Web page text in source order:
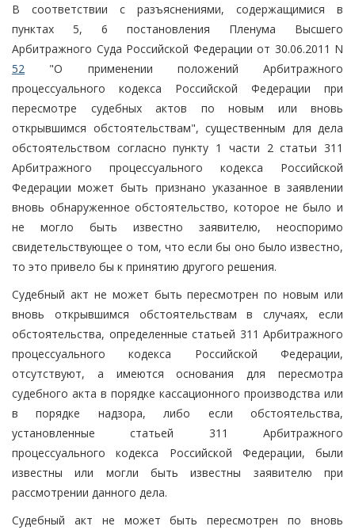
В соответствии с разъяснениями, содержащимися в
пунктах 5, 6 постановления Пленума Высшего
Арбитражного Суда Российской Федерации от 30.06.2011 N
52 "О применении положений Арбитражного
процессуального кодекса Российской Федерации при
пересмотре судебных актов по новым или вновь
открывшимся обстоятельствам", существенным для дела
обстоятельством согласно пункту 1 части 2 статьи 311
Арбитражного процессуального кодекса Российской
Федерации может быть признано указанное в заявлении
вновь обнаруженное обстоятельство, которое не было и
не могло быть известно заявителю, неоспоримо
свидетельствующее о том, что если бы оно было известно,
то это привело бы к принятию другого решения.
Судебный акт не может быть пересмотрен по новым или
вновь открывшимся обстоятельствам в случаях, если
обстоятельства, определенные статьей 311 Арбитражного
процессуального кодекса Российской Федерации,
отсутствуют, а имеются основания для пересмотра
судебного акта в порядке кассационного производства или
в порядке надзора, либо если обстоятельства,
установленные статьей 311 Арбитражного
процессуального кодекса Российской Федерации, были
известны или могли быть известны заявителю при
рассмотрении данного дела.
Судебный акт не может быть пересмотрен по вновь